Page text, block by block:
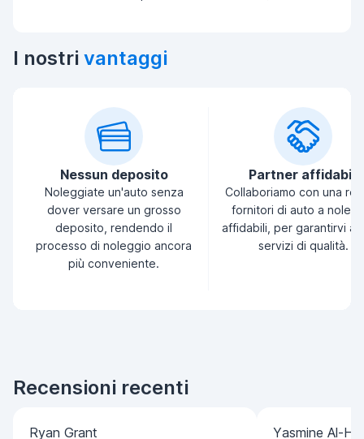
I nostri vantaggi
Nessun deposito
Noleggiate un'auto senza
dover versare un grosso
deposito, rendendo il
processo di noleggio ancora
più conveniente.
Partner affidabili
Collaboriamo con una
fornitori di auto a
affidabili, per garantirvi
servizi di qualità.
Recensioni recenti
Ryan Grant Yasmine Al-